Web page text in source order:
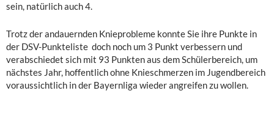
sein, natürlich auch 4.
Trotz der andauernden Knieprobleme konnte Sie ihre Punkte in
der DSV-Punkteliste doch noch um 3 Punkt verbessern und
verabschiedet sich mit 93 Punkten aus dem Schülerbereich, um
nächstes Jahr, hoffentlich ohne Knieschmerzen im Jugendbereich
voraussichtlich in der Bayernliga wieder angreifen zu wollen.